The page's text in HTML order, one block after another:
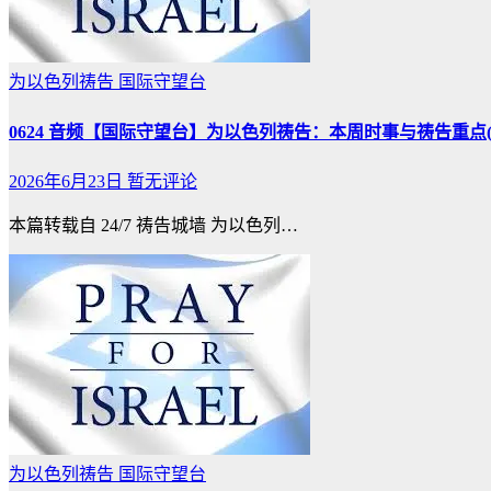
为以色列祷告 国际守望台
0624 音频【国际守望台】为以色列祷告：本周时事与祷告重点
2026年6月23日 暂无评论
本篇转载自 24/7 祷告城墙 为以色列…
为以色列祷告 国际守望台